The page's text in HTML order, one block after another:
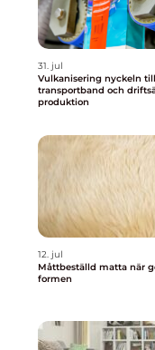
31. jul
Vulkanisering nyckeln till hållbara
transportband och
produktion
12. jul
Måttbeställd matta när golvet får styra
formen